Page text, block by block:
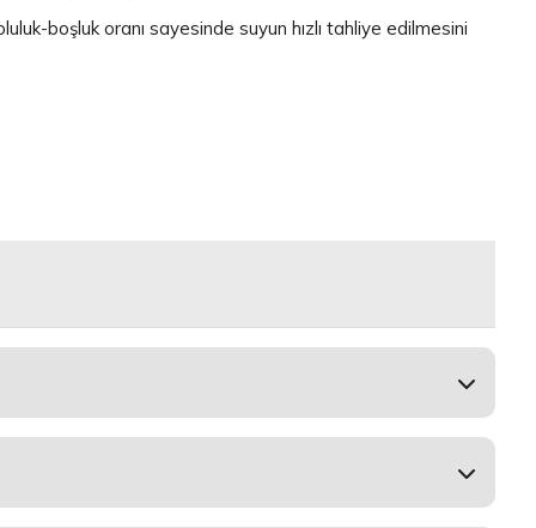
boşluk oranı sayesinde suyun hızlı tahliye edilmesini